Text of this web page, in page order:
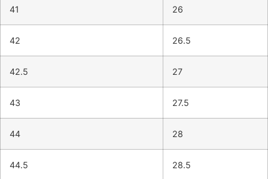
41 26
42 26.5
42.5 27
43 27.5
44 28
44.5 28.5